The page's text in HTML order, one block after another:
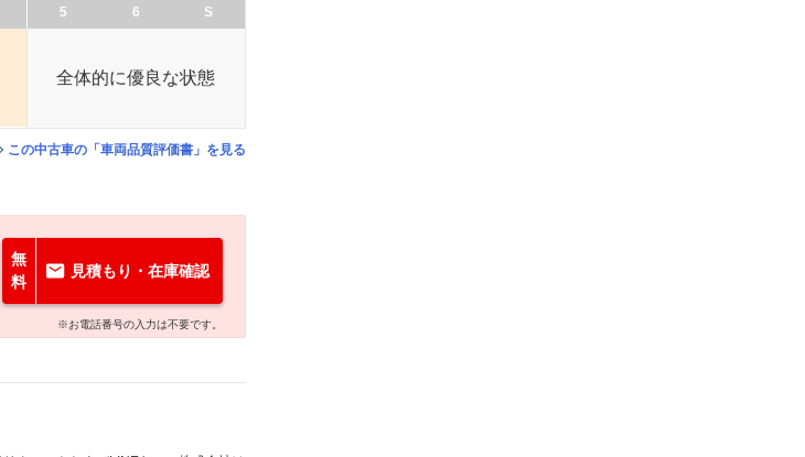
5 6 S
全体的に優良な状態
この中古車の「車両品質評価書」を見る
無
料
見積もり・在庫確認
※お電話番号の入力は不要です。